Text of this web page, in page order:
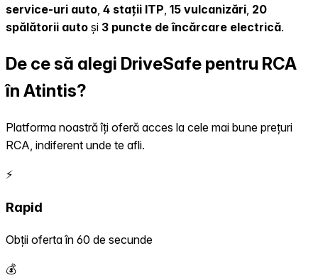
service-uri auto, 4 stații ITP, 15 vulcanizări, 20
spălătorii auto și 3 puncte de încărcare electrică.
De ce să alegi DriveSafe pentru RCA
în Atintis?
Platforma noastră îți oferă acces la cele mai bune prețuri
RCA, indiferent unde te afli.
⚡
Rapid
Obții oferta în 60 de secunde
💰